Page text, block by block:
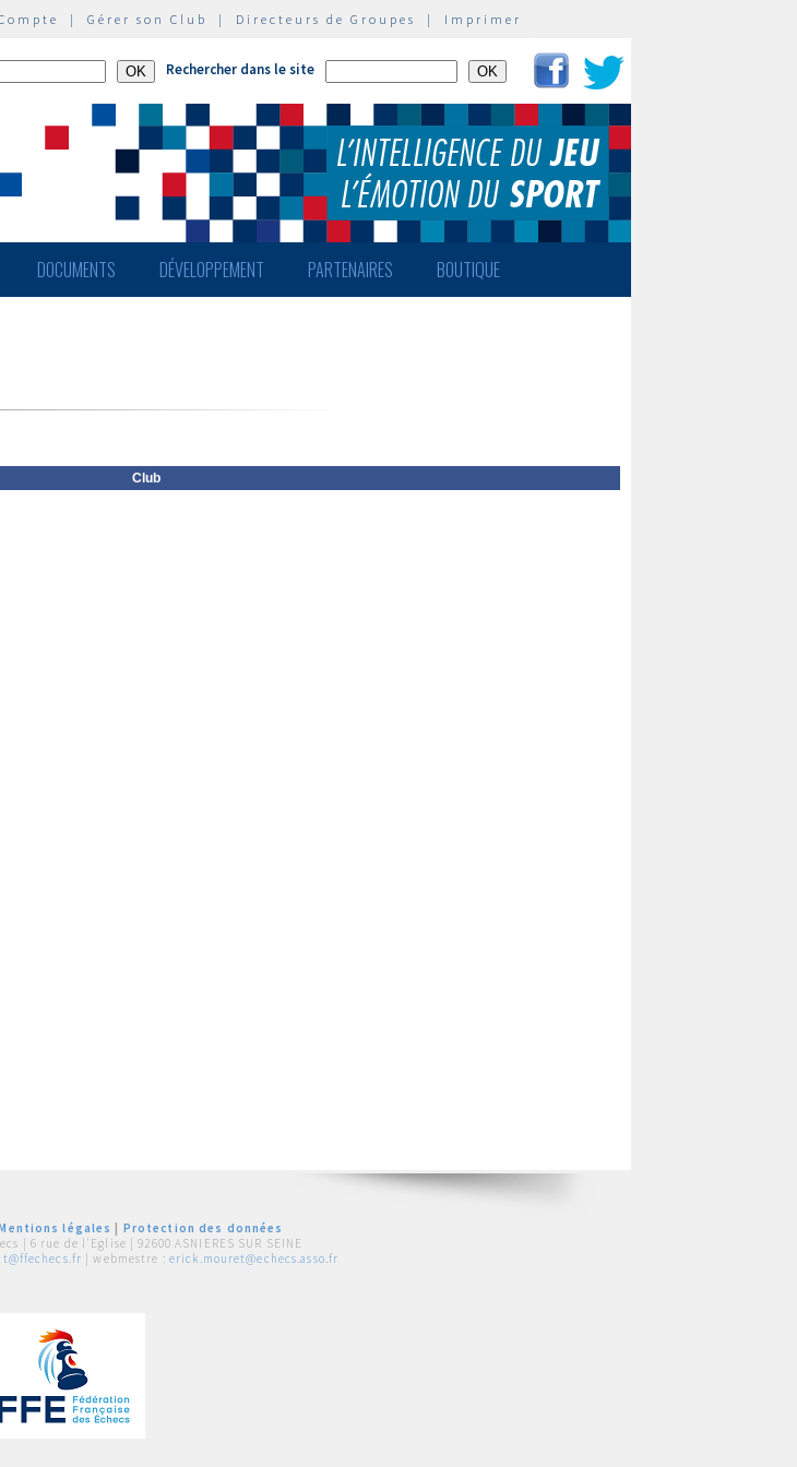
| Gérer son Club | Directeurs de Groupes | Imprimer
Rechercher dans le site
DOCUMENTS DÉVELOPPEMENT PARTENAIRES BOUTIQUE
Club
légales
Protection des données
| 6 rue de l'Eglise | 92600 ASNIERES SUR SEINE
| webmestre : erick.mouret@echecs.asso.fr